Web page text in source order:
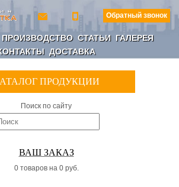
Обратный звонок
ПРОИЗВОДСТВО СТАТЬИ ГАЛЕРЕЯ
ДОСТАВКА
ПРОДУКЦИИ
Поиск по сайту
ВАШ ЗАКАЗ
0 товаров на 0 руб.